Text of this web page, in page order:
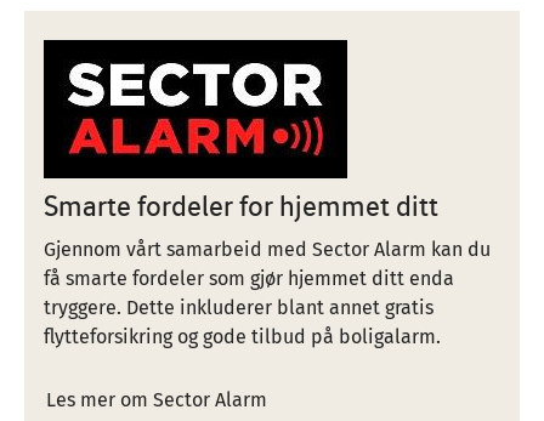
Smarte fordeler for hjemmet ditt
Gjennom vårt samarbeid med Sector Alarm kan du
få smarte fordeler som gjør hjemmet ditt enda
tryggere. Dette inkluderer blant annet gratis
flytteforsikring og gode tilbud på boligalarm.
Les mer om Sector Alarm